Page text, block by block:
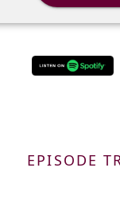
EPISODE